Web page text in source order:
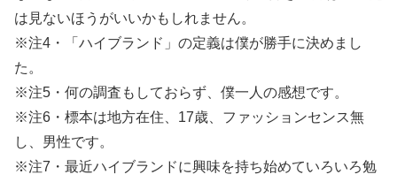
は見ないほうがいいかもしれません。
※注4・「ハイブランド」の定義は僕が勝手に決めまし
た。
※注5・何の調査もしておらず、僕一人の感想です。
※注6・標本は地方在住、17歳、ファッションセンス無
し、男性です。
※注7・最近ハイブランドに興味を持ち始めていろいろ勉